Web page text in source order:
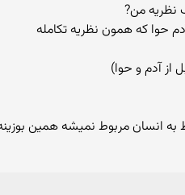
حوا که همون نظریه تکامله
از آدم و حوا)
به انسان مربوط نمیشه همین